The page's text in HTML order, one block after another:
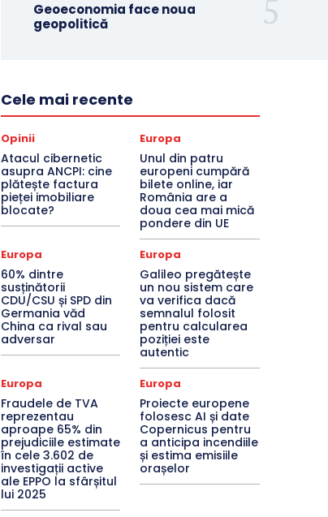
Geoeconomia face noua
geopolitică
Cele mai recente
Opinii
Atacul cibernetic
asupra ANCPI: cine
plătește factura
pieței imobiliare
blocate?
Europa
Unul din patru
europeni cumpără
bilete online, iar
România are a
doua cea mai mică
pondere din UE
Europa
60% dintre
susținătorii
CDU/CSU și SPD din
Germania văd
China ca rival sau
adversar
Europa
Galileo pregătește
un nou sistem care
va verifica dacă
semnalul folosit
pentru calcularea
poziției este
autentic
Europa
Fraudele de TVA
reprezentau
aproape 65% din
prejudiciile estimate
în cele 3.602 de
investigații active
ale EPPO la sfârșitul
lui 2025
Europa
Proiecte europene
folosesc AI și date
Copernicus pentru
a anticipa incendiile
și estima emisiile
orașelor